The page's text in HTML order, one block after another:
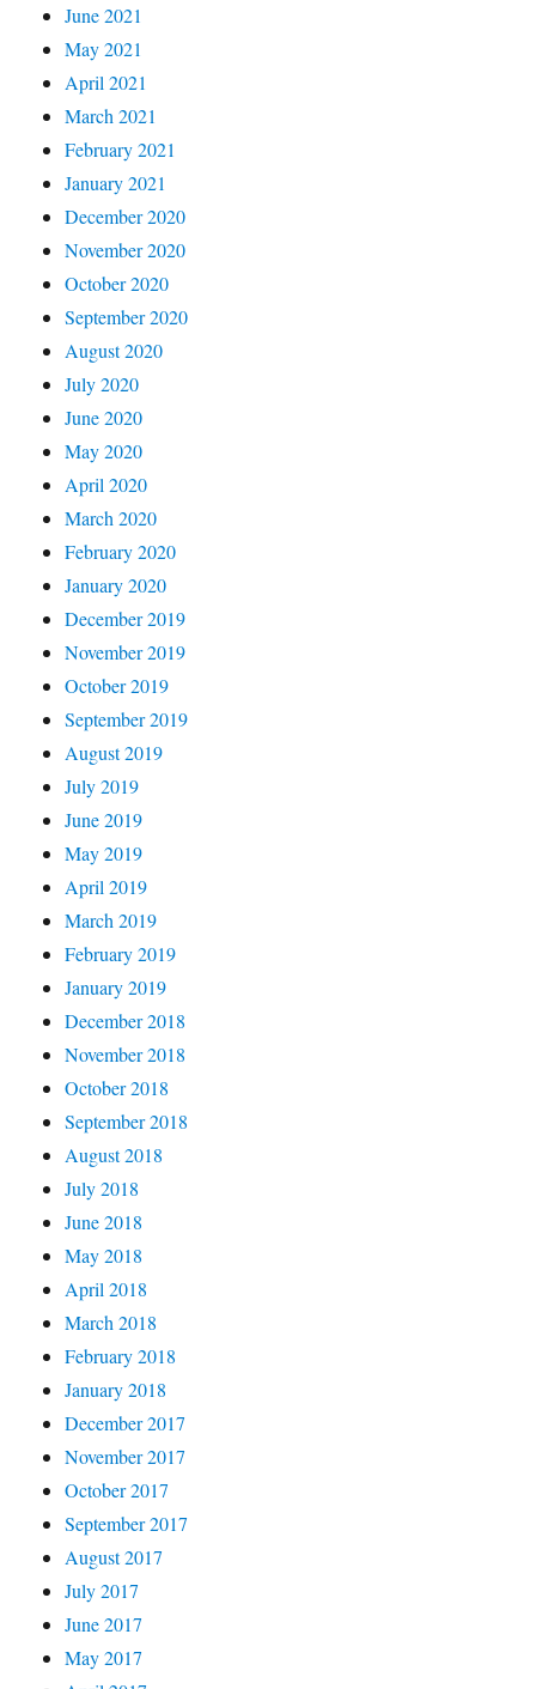
June 2021
May 2021
April 2021
March 2021
February 2021
January 2021
December 2020
November 2020
October 2020
September 2020
August 2020
July 2020
June 2020
May 2020
April 2020
March 2020
February 2020
January 2020
December 2019
November 2019
October 2019
September 2019
August 2019
July 2019
June 2019
May 2019
April 2019
March 2019
February 2019
January 2019
December 2018
November 2018
October 2018
September 2018
August 2018
July 2018
June 2018
May 2018
April 2018
March 2018
February 2018
January 2018
December 2017
November 2017
October 2017
September 2017
August 2017
July 2017
June 2017
May 2017